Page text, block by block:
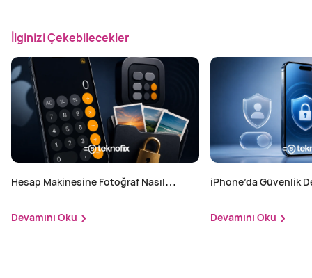
İlginizi Çekebilecekler
Hesap Makinesine Fotoğraf Nasıl
Devamını Oku
iPhone’da Güvenlik
Devamını Oku